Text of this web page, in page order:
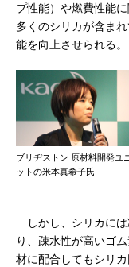
プ性能）や燃費性能
多くのシリカが含ま
能を向上させられる。
ブリヂストン 原材料開発ユ
ットの米本真希子氏
しかし、シリカには
り、疎水性が高いゴ
材に配合してもシリ